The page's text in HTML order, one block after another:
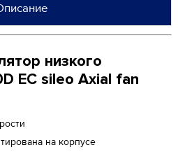
низкого
EC sileo Axial fan
на корпусе